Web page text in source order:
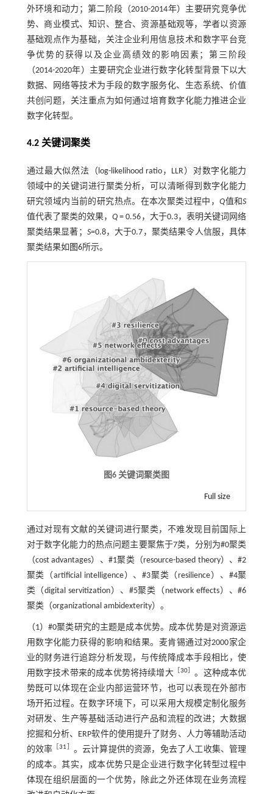
外环境和动力；第二阶段（2010-2014年）主要研究竞争优
势、商业模式、知识、整合、资源基础观等，学者以资源
基础观点作为基础，关注企业利用信息技术和数字平台竞
争优势的获得以及企业高绩效的影响因素；第三阶段
（2014-2020年）主要研究企业进行数字化转型背景下以大
数据、网络等技术为手段的数字服务化、生态系统、价值
共创问题，关注重点为如何通过培育数字化能力推进企业
数字化转型。
4.2 关键词聚类
通过最大似然法（log-likelihood ratio，LLR）对数字化能力
领域中的关键词进行聚类分析，可以清晰得到数字化能力
研究领域内当前的研究热点。在本次聚类过程中，Q值和S
值代表了聚类的效果，Q = 0.56，大于0.3，表明关键词网络
聚类结果显著； S=0.8，大于0.7，聚类结果令人信服，具体
聚类结果如 图6所示。
图6 关键词聚类图
Full size
通过对现有文献的关键词进行聚类，不难发现目前国际上
对于数字化能力的热点问题主要聚焦于7类，分别为#0聚类
（cost advantages）、#1聚类（resource-based theory）、#2
聚类（artificial intelligence）、#3聚类（resilience）、#4聚
类（digital servitization）、#5聚类（network effects）、#6
聚类（organizational ambidexterity）。
（1）#0聚类研究的主题是成本优势。成本优势是对资源运
用数字化能力获得的影响和结果。麦肯锡通过对2000家企
业的财务进行追踪分析发现，与传统降成本手段相比，使
用数字技术带来的成本优势将持续增大［30
。这种成本优
势既可以体现在企业内部运营环节，也可以表现在外部市
场开拓过程。在数字环境下，可以采用大规模定制化服务
对研发、生产等基础活动进行产品和流程的改进；大数据
挖掘和分析、ERP软件的使用提升了财务、人力等辅助活动
的效率 ［31
。云计算提供的资源，免去了人工收集、管理
的成本。其实，成本优势只是企业进行数字化转型过程中
体现在组织层面的一个优势，除此之外还体现在业务流程